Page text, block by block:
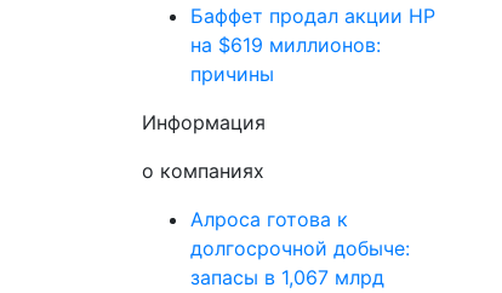
Баффет продал акции HP
на $619 миллионов:
причины
Информация
о компаниях
Алроса готова к
долгосрочной добыче:
запасы в 1,067 млрд